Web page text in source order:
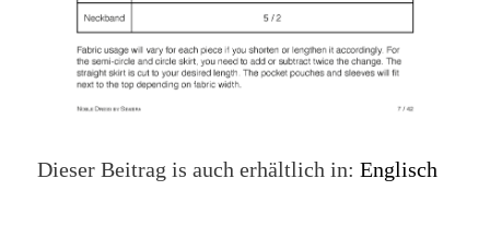
Dieser Beitrag is auch erhältlich in: Englisch